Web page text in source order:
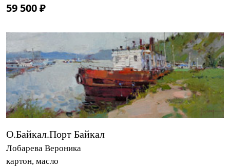
59 500 ₽
О.Байкал.Порт Байкал
Лобарева Вероника
картон, масло